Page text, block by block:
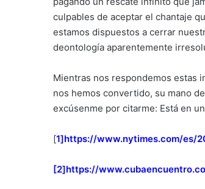
culpables de aceptar el chantaje
estamos dispuestos a cerrar
deontología aparentemente
Mientras nos respondemos estas
nos hemos convertido, su mano
excúsenme por citarme: Está en
[1]https://www.nytimes.com/es/
[2]https://